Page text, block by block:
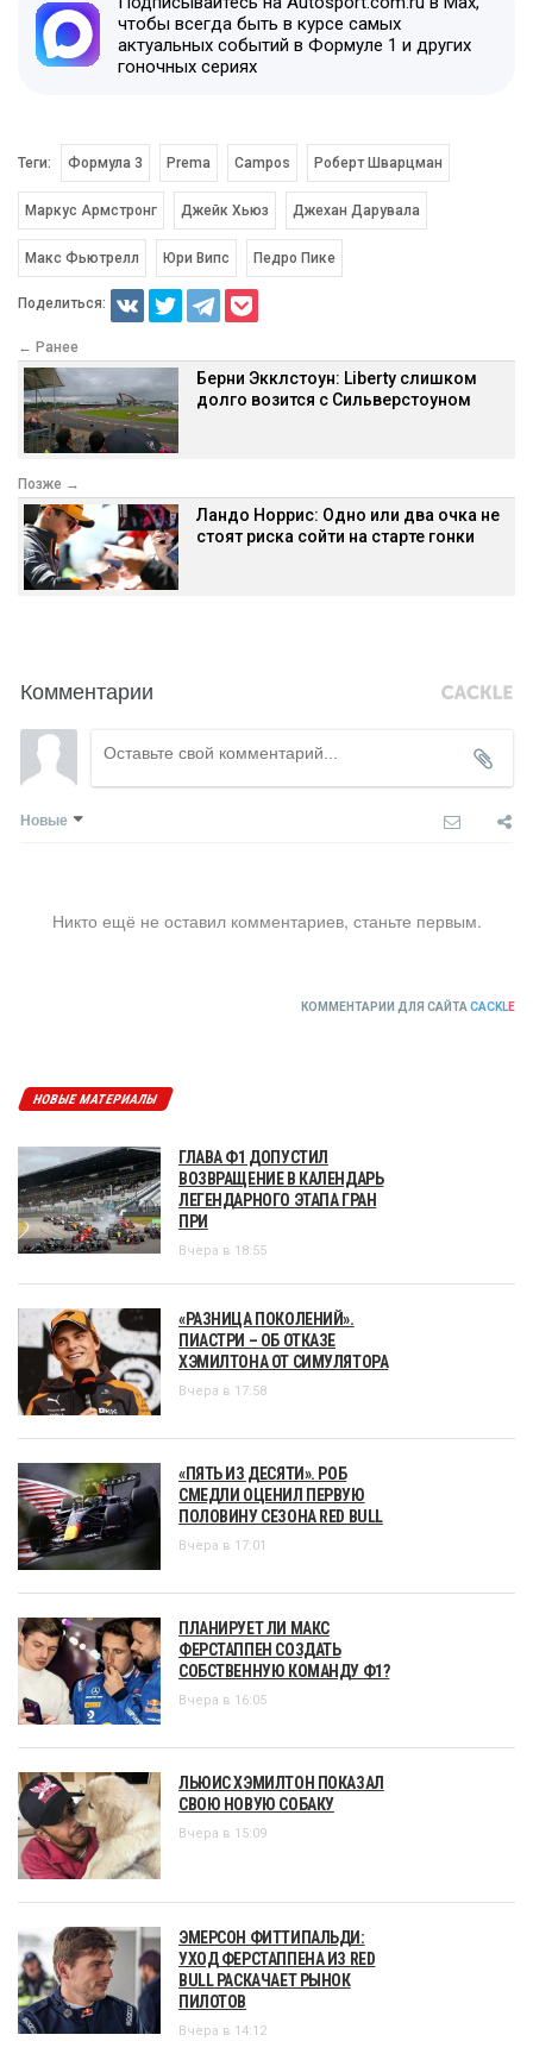
чтобы всегда быть в курсе самых
актуальных событий в Формуле 1 и других
гоночных сериях
Теги: Формула 3 Prema Campos Роберт Шварцман
Маркус Армстронг Джейк Хьюз Джехан Дарувала
Макс Фьютрелл Юри Випс Педро Пике
Поделиться:
← Ранее
Берни Экклстоун: Liberty слишком
долго возится с Сильверстоуном
Позже →
Ландо Норрис: Одно или два очка не
стоят риска сойти на старте гонки
Комментарии
Новые
Никто ещё не оставил комментариев, станьте первым.
КОММЕНТАРИИ ДЛЯ САЙТА CACKLE
НОВЫЕ МАТЕРИАЛЫ
ГЛАВА Ф1 ДОПУСТИЛ
ВОЗВРАЩЕНИЕ В КАЛЕНДАРЬ
ЛЕГЕНДАРНОГО ЭТАПА ГРАН
ПРИ
Вчера в 18:55
«РАЗНИЦА ПОКОЛЕНИЙ».
ПИАСТРИ – ОБ ОТКАЗЕ
ХЭМИЛТОНА ОТ СИМУЛЯТОРА
Вчера в 17:58
«ПЯТЬ ИЗ ДЕСЯТИ». РОБ
СМЕДЛИ ОЦЕНИЛ ПЕРВУЮ
ПОЛОВИНУ СЕЗОНА RED BULL
Вчера в 17:01
ПЛАНИРУЕТ ЛИ МАКС
ФЕРСТАППЕН СОЗДАТЬ
СОБСТВЕННУЮ КОМАНДУ Ф1?
Вчера в 16:05
ЛЬЮИС ХЭМИЛТОН ПОКАЗАЛ
СВОЮ НОВУЮ СОБАКУ
Вчера в 15:09
ЭМЕРСОН ФИТТИПАЛЬДИ:
УХОД ФЕРСТАППЕНА ИЗ RED
BULL РАСКАЧАЕТ РЫНОК
ПИЛОТОВ
Вчера в 14:12